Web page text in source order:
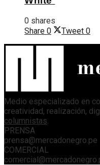
0 shares
Share 0 Tweet 0
Medio especializado en
creatividad, realización,
columnistas.
PRENSA
prensa@mercadonegro.pe
COMERCIAL